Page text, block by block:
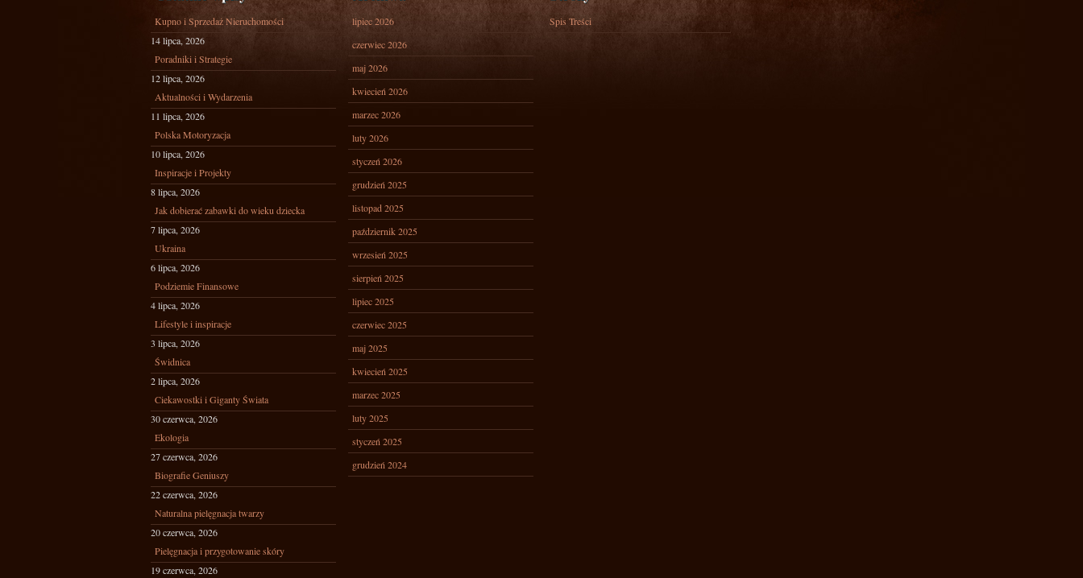
Kupno i Sprzedaż Nieruchomości
14 lipca, 2026
Poradniki i Strategie
12 lipca, 2026
Aktualności i Wydarzenia
11 lipca, 2026
Polska Motoryzacja
10 lipca, 2026
Inspiracje i Projekty
8 lipca, 2026
Jak dobierać zabawki do wieku dziecka
7 lipca, 2026
Ukraina
6 lipca, 2026
Podziemie Finansowe
4 lipca, 2026
Lifestyle i inspiracje
3 lipca, 2026
Świdnica
2 lipca, 2026
Ciekawostki i Giganty Świata
30 czerwca, 2026
Ekologia
27 czerwca, 2026
Biografie Geniuszy
22 czerwca, 2026
Naturalna pielęgnacja twarzy
20 czerwca, 2026
Pielęgnacja i przygotowanie skóry
19 czerwca, 2026
lipiec 2026
czerwiec 2026
maj 2026
kwiecień 2026
marzec 2026
luty 2026
styczeń 2026
grudzień 2025
listopad 2025
październik 2025
wrzesień 2025
sierpień 2025
lipiec 2025
czerwiec 2025
maj 2025
kwiecień 2025
marzec 2025
luty 2025
styczeń 2025
grudzień 2024
Spis Treści